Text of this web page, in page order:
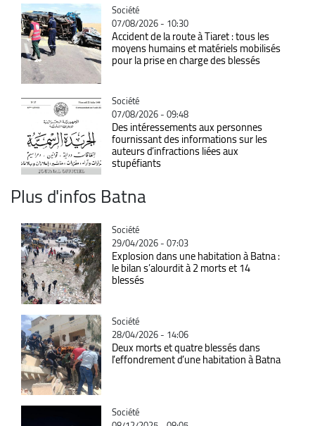
Catégorie
Société
07/08/2026 - 10:30
Accident de la route à Tiaret : tous les
moyens humains et matériels mobilisés
pour la prise en charge des blessés
Catégorie
Société
07/08/2026 - 09:48
Des intéressements aux personnes
fournissant des informations sur les
auteurs d’infractions liées aux
stupéfiants
Plus d'infos Batna
Catégorie
Société
29/04/2026 - 07:03
Explosion dans une habitation à Batna :
le bilan s’alourdit à 2 morts et 14
blessés
Catégorie
Société
28/04/2026 - 14:06
Deux morts et quatre blessés dans
l’effondrement d’une habitation à Batna
Catégorie
Société